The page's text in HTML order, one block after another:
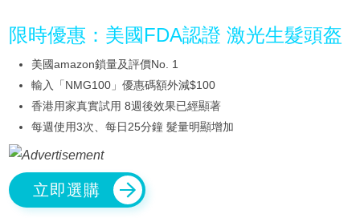
限時優惠：美國FDA認證 激光生髮頭盔
美國amazon鎖量及評價No. 1
輸入「NMG100」優惠碼額外減$100
香港用家真實試用 8週後效果已經顯著
每週使用3次、每日25分鐘 髮量明顯增加
立即選購